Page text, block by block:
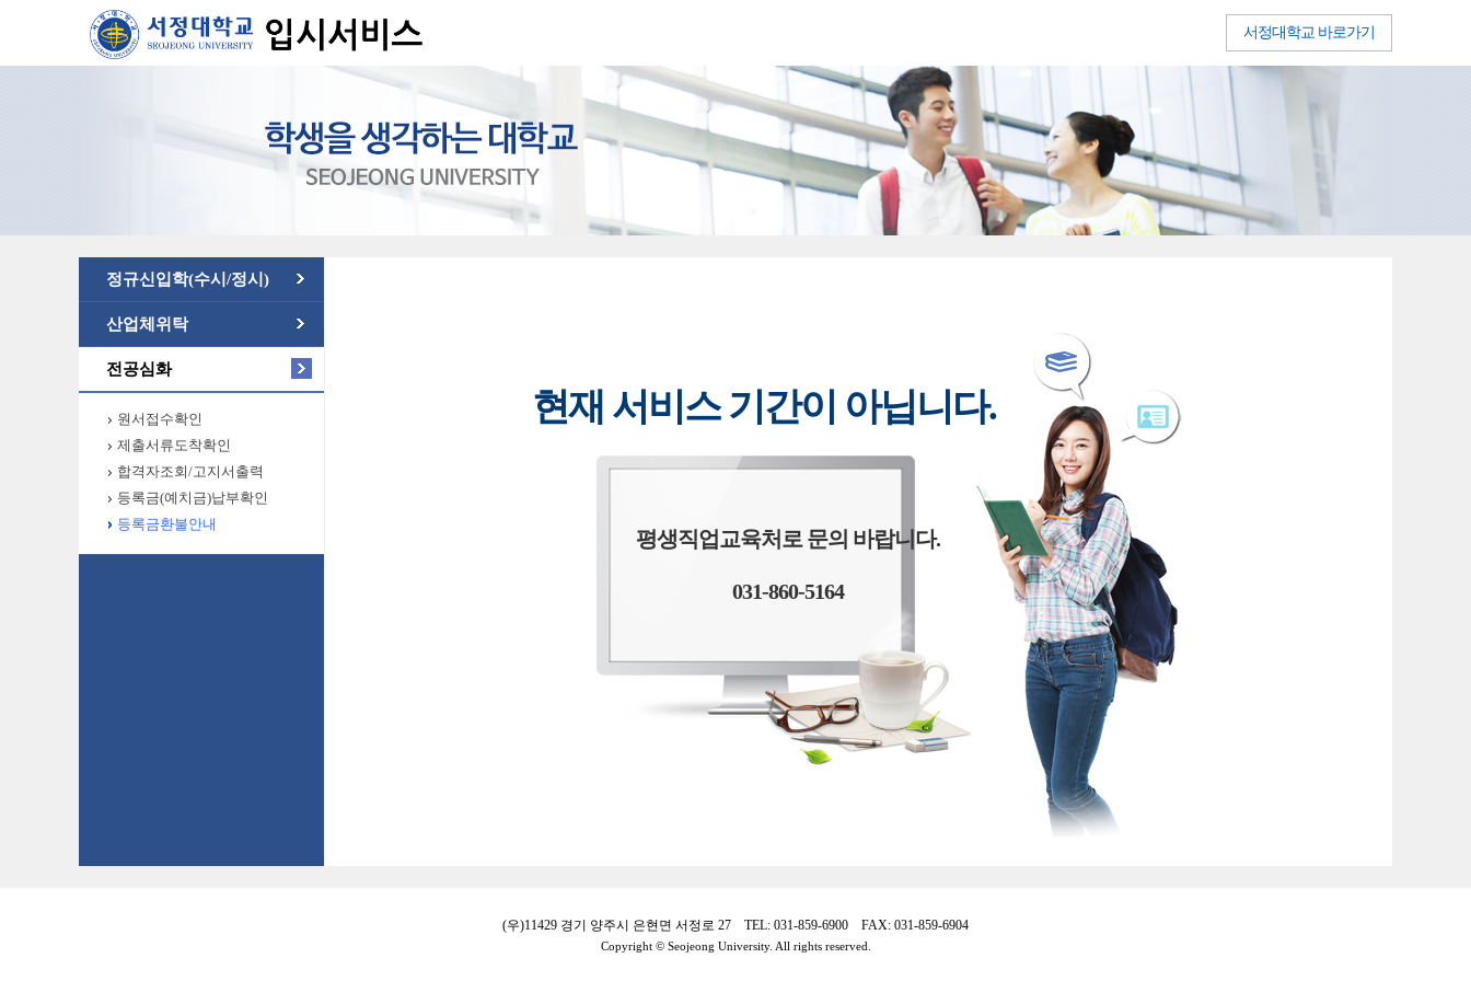
서정대학교 바로가기
정규신입학(수시/정시)
산업체위탁
전공심화
원서접수확인
제출서류도착확인
합격자조회/고지서출력
등록금(예치금)납부확인
등록금환불안내
현재 서비스 기간이 아닙니다.
평생직업교육처로 문의 바랍니다.
031-860-5164
(우)11429 경기 양주시 은현면 서정로 27 TEL: 031-859-6900 FAX: 031-859-6904
Copyright © Seojeong University. All rights reserved.